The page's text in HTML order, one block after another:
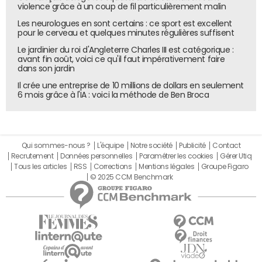
clientes, réparties dans divers secteurs. Près de 45% de la
clientèle actuelle se situe à l'étranger. D'ici à 2026,
l'objectif affiché est d'atteindre 10 millions d'utilisateurs,
dont 60% aux États-Unis. À horizon 2030, les dirigeants
visent les 100 millions d'utilisateurs. Le chiffre d'affaires
2025 devrait avoisiner les 150 millions de dollars.
plateforme commune, qualifiée de "AI Employee Hub"
dans le communiqué relayé parBusiness Wire. Il s'agira
d'un outil unifié pour les employés de bureau comme pour
les travailleurs de première ligne, combinant
communication, productivité et accès aux ressources RH.
"Ensemble, LumApps et Beekeeper soutiendront tous les
employés, partout, dans cette nouvelle ère du travail", a
ajouté Sébastien Ricard. De son côté, Cris Grossmann a
violence grâce à un coup de fil particulièrement malin
Les neurologues en sont certains : ce sport est excellent
pour le cerveau et quelques minutes régulières suffisent
Le jardinier du roi d'Angleterre Charles III est catégorique :
avant fin août, voici ce qu'il faut impérativement faire
dans son jardin
Il crée une entreprise de 10 millions de dollars en seulement
6 mois grâce à l'IA : voici la méthode de Ben Broca
Qui sommes-nous ? L'équipe Notre société Publicité
Contact
Recrutement
Données personnelles Paramétrer les cookies
Gérer Utiq
Tous les articles
RSS Corrections Mentions légales
Groupe Figaro
© 2025 CCM Benchmark